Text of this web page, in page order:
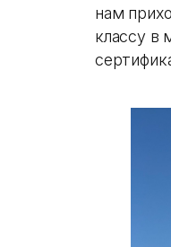
нам
классу в